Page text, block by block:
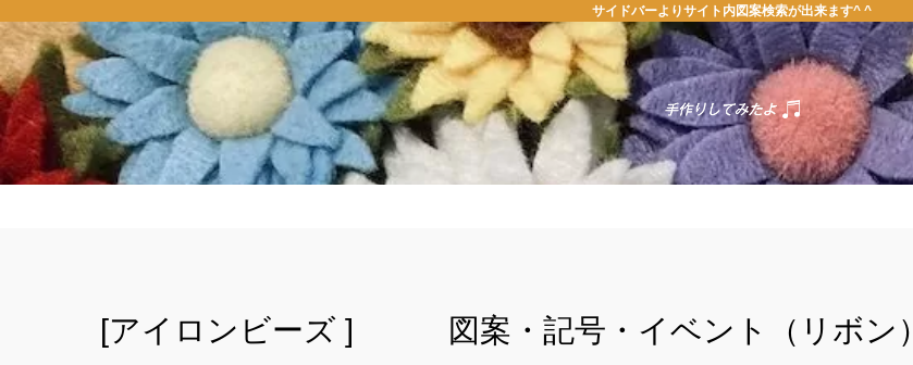
サイドバーよりサイト内図案検索が出来ます^ ^
[アイロンビーズ ] 図案・記号・イベント（リボン）